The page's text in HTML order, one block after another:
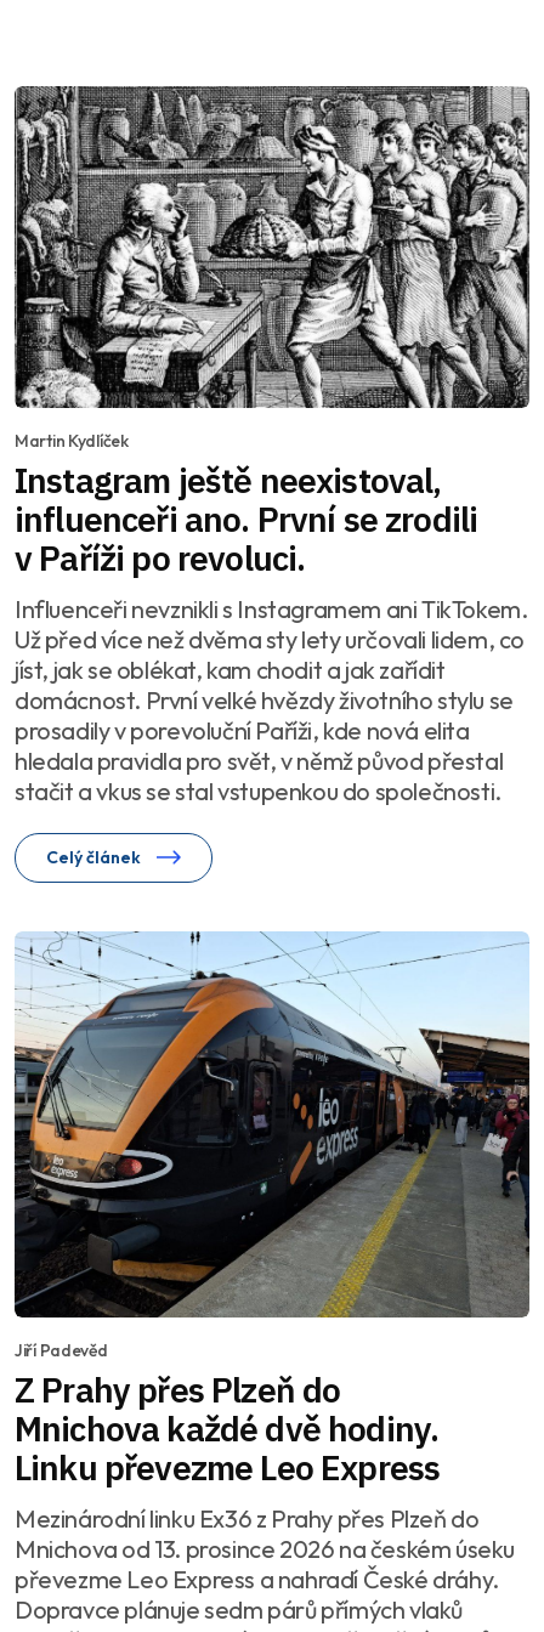
Martin Kydlíček
Instagram ještě neexistoval,
influenceři ano. První se zrodili
v Paříži po revoluci.
Influenceři nevznikli s Instagramem ani TikTokem.
Už před více než dvěma sty lety určovali lidem, co
jíst, jak se oblékat, kam chodit a jak zařídit
domácnost. První velké hvězdy životního stylu se
prosadily v porevoluční Paříži, kde nová elita
hledala pravidla pro svět, v němž původ přestal
stačit a vkus se stal vstupenkou do společnosti.
Celý článek
Jiří Padevěd
Z Prahy přes Plzeň do
Mnichova každé dvě hodiny.
Linku převezme Leo Express
Mezinárodní linku Ex36 z Prahy přes Plzeň do
Mnichova od 13. prosince 2026 na českém úseku
převezme Leo Express a nahradí České dráhy.
Dopravce plánuje sedm párů přímých vlaků